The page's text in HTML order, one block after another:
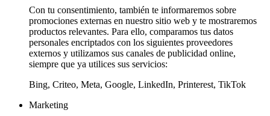
Con tu consentimiento, también te informaremos sobre
promociones externas en nuestro sitio web y te mostraremos
productos relevantes. Para ello, comparamos tus datos
personales encriptados con los siguientes proveedores
externos y utilizamos sus canales de publicidad online,
siempre que ya utilices sus servicios:
Bing, Criteo, Meta, Google, LinkedIn, Printerest, TikTok
Marketing